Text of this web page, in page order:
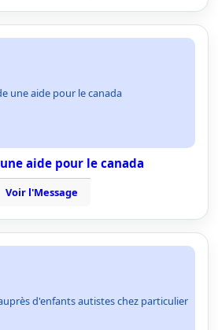
une aide pour le canada
aide pour le canada
Voir l'Message
d'enfants autistes chez particulier